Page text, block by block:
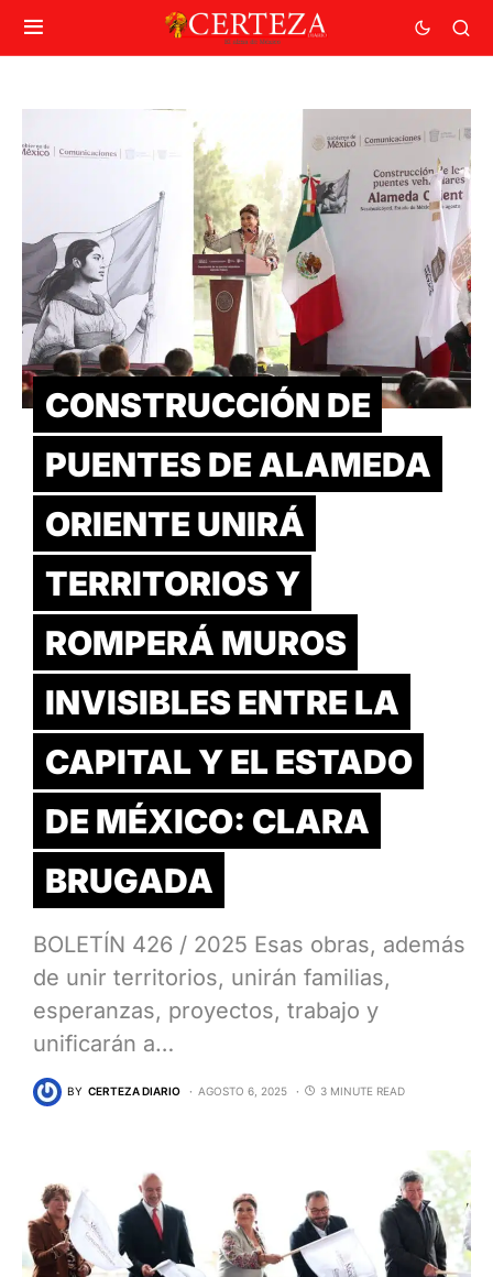
CONSTRUCCIÓN DE
PUENTES DE ALAMEDA
ORIENTE UNIRÁ
TERRITORIOS Y
ROMPERÁ MUROS
INVISIBLES ENTRE LA
CAPITAL Y EL ESTADO
DE MÉXICO: CLARA
BRUGADA
BOLETÍN 426 / 2025 Esas obras, además
de unir territorios, unirán familias,
esperanzas, proyectos, trabajo y
unificarán a…
BY CERTEZA DIARIO AGOSTO 6, 2025 3 MINUTE READ